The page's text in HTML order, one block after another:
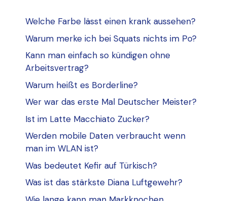
Welche Farbe lässt einen krank aussehen?
Warum merke ich bei Squats nichts im Po?
Kann man einfach so kündigen ohne
Arbeitsvertrag?
Warum heißt es Borderline?
Wer war das erste Mal Deutscher Meister?
Ist im Latte Macchiato Zucker?
Werden mobile Daten verbraucht wenn
man im WLAN ist?
Was bedeutet Kefir auf Türkisch?
Was ist das stärkste Diana Luftgewehr?